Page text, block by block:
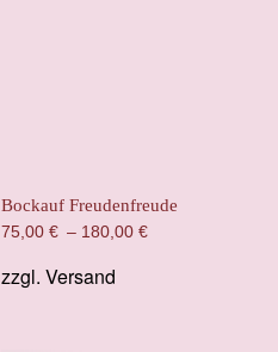
Bockauf Freudenfreude
75,00 € – 180,00 €
zzgl. Versand